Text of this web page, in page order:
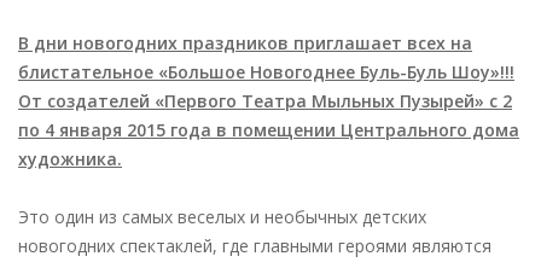
В дни новогодних праздников приглашает всех на
блистательное «Большое Новогоднее Буль-Буль Шоу»!!!
От создателей «Первого Театра Мыльных Пузырей» с 2
по 4 января 2015 года в помещении Центрального дома
художника.
Это один из самых веселых и необычных детских
новогодних спектаклей, где главными героями являются